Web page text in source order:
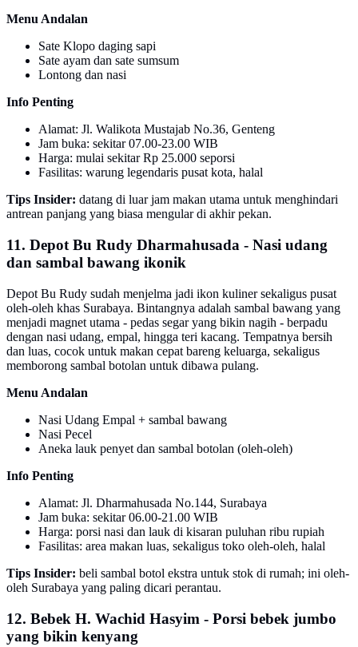
Menu Andalan
Sate Klopo daging sapi
Sate ayam dan sate sumsum
Lontong dan nasi
Info Penting
Alamat: Jl. Walikota Mustajab No.36, Genteng
Jam buka: sekitar 07.00-23.00 WIB
Harga: mulai sekitar Rp 25.000 seporsi
Fasilitas: warung legendaris pusat kota, halal
Tips Insider: datang di luar jam makan utama untuk menghindari
antrean panjang yang biasa mengular di akhir pekan.
11. Depot Bu Rudy Dharmahusada - Nasi udang
dan sambal bawang ikonik
Depot Bu Rudy sudah menjelma jadi ikon kuliner sekaligus pusat
oleh-oleh khas Surabaya. Bintangnya adalah sambal bawang yang
menjadi magnet utama - pedas segar yang bikin nagih - berpadu
dengan nasi udang, empal, hingga teri kacang. Tempatnya bersih
dan luas, cocok untuk makan cepat bareng keluarga, sekaligus
memborong sambal botolan untuk dibawa pulang.
Menu Andalan
Nasi Udang Empal + sambal bawang
Nasi Pecel
Aneka lauk penyet dan sambal botolan (oleh-oleh)
Info Penting
Alamat: Jl. Dharmahusada No.144, Surabaya
Jam buka: sekitar 06.00-21.00 WIB
Harga: porsi nasi dan lauk di kisaran puluhan ribu rupiah
Fasilitas: area makan luas, sekaligus toko oleh-oleh, halal
Tips Insider: beli sambal botol ekstra untuk stok di rumah; ini oleh-
oleh Surabaya yang paling dicari perantau.
12. Bebek H. Wachid Hasyim - Porsi bebek jumbo
yang bikin kenyang